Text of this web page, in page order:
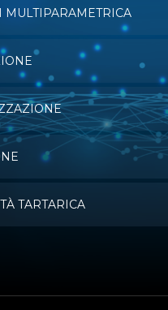
MULTIPARAMETRICA
TARTARICA